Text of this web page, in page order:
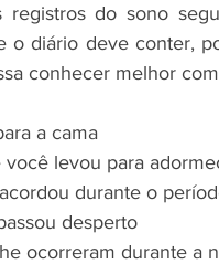
registros do sono
o diário deve conter,
conhecer melhor
a cama
levou para
durante o
desperto
ocorreram durante a